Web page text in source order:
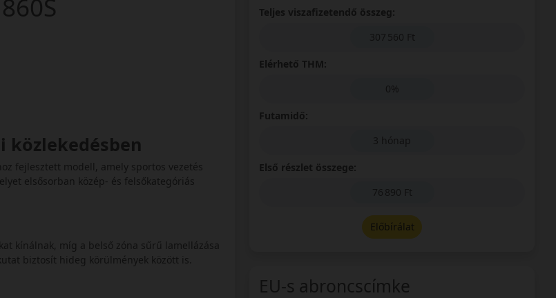
közlekedésben
fejlesztett modell, amely sportos vezetés
elsősorban közép- és felsőkategóriás
kínálnak, míg a belső zóna sűrű lamellázása
biztosít hideg körülmények között is.
Teljes viszafizetendő összeg:
307 560 Ft
Elérhető THM:
0%
Futamidő:
3 hónap
Első részlet összege:
76 890 Ft
Előbírálat
EU-s abroncscímke